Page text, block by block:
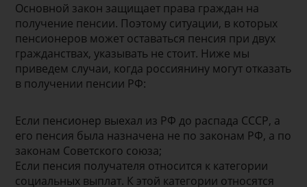
Основной закон защищает права граждан на
получение пенсии. Поэтому ситуации, в которых
пенсионеров может оставаться пенсия при двух
гражданствах, указывать не стоит. Ниже мы
приведем случаи, когда россиянину могут отказать
в получении пенсии РФ:
Если пенсионер выехал из РФ до распада СССР, а
его пенсия была назначена не по законам РФ, а по
законам Советского союза;
Если пенсия получателя относится к категории
социальных выплат. К этой категории относятся